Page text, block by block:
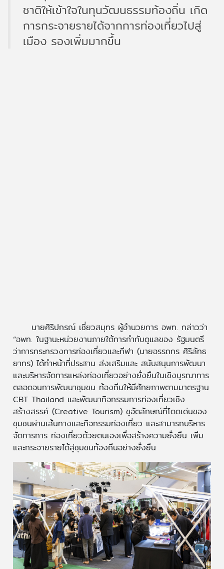
ชาติให้เข้าใจในทุนวัฒนธรรมท้องถิ่น เกิด
การกระจายรายได้จากการท่องเที่ยวไปสู่
เมือง รองเพิ่มมากขึ้น
นายศิริปกรณ์ เชี่ยวสมุทร ผู้อำนวยการ อพท. กล่าวว่า
“อพท. ในฐานะหน่วยงานภายใต้การกำกับดูแลของ รัฐมนตรี
ว่าการกระทรวงการท่องเที่ยวและกีฬา (นายอรรถกร ศิริลัทธ
ยากร) ได้ทำหน้าที่ประสาน ส่งเสริมและ สนับสนุนการพัฒนา
และบริหารจัดการแหล่งท่องเที่ยวอย่างยั่งยืนในเชิงบูรณาการ
ตลอดจนการพัฒนาชุมชน ท้องถิ่นให้มีศักยภาพตามมาตรฐาน
CBT Thailand และพัฒนากิจกรรมการท่องเที่ยวเชิง
สร้างสรรค์ (Creative Tourism) ชูอัตลักษณ์ที่โดดเด่นของ
ชุมชนผ่านเส้นทางและกิจกรรมท่องเที่ยว และสามารถบริหาร
จัดการการ ท่องเที่ยวด้วยตนเองเพื่อสร้างความยั่งยืน เพิ่ม
และกระจายรายได้สู่ชุมชนท้องถิ่นอย่างยั่งยืน